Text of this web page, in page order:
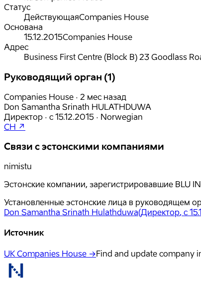
Статус
ДействующаяCompanies House
Основана
15.12.2015Companies House
Адрес
Business First Centre (Block B) 23 Goodlass
Руководящий орган (1)
Companies House · 2 мес назад
Don Samantha Srinath HULATHDUWA
Директор · с 15.12.2015 · Norwegian
CH ↗
Связи с эстонскими компаниями
nimistu
Эстонские компании, зарегистрировавшие BLU
Установленные эстонские лица в руководящем
Don Samantha Srinath Hulathduwa(Директор, с
Источник
UK Companies House →Find and update company